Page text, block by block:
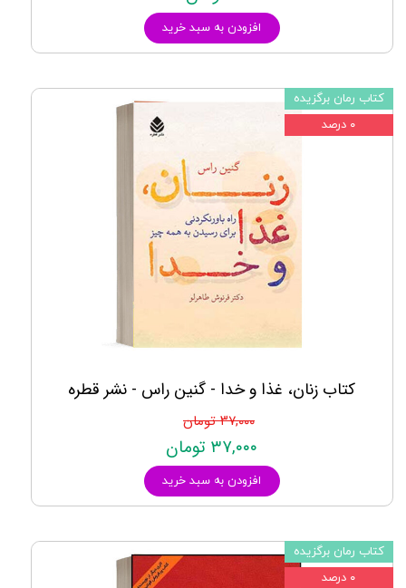
افزودن به سبد خرید
کتاب زنان، غذا و خدا - گنین راس - نشر قطره
۳۷,۰۰۰ تومان
۳۷,۰۰۰ تومان
افزودن به سبد خرید
کتاب رمان برگزیده
۰ درصد
کتاب رمان برگزیده
۰ درصد